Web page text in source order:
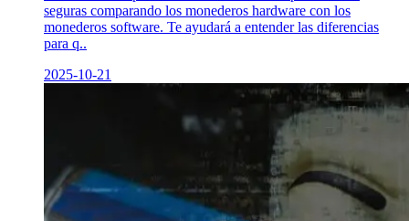
seguras comparando los monederos hardware con los
monederos software. Te ayudará a entender las diferencias
para q..
2025-10-21